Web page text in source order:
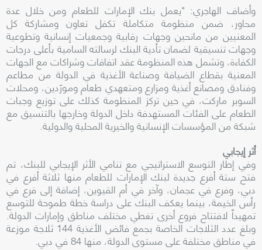
وأضاف الهاجري: "يعمل بنك الإمارات للطعام ومن خلال عدة
محاور، ضمن منظومة متكاملة تكفل تعاون ومشاركة كل
المعنيين من مانحين وجهات رقابية وجمعيات إنسانية وتطوعية
وجهات تنسيقية لضمان تأدية البنك لرسالته السامية بأعلى درجات
الكفاءة، وتشمل هذه المنظومة عقد اتفاقات وشراكات مع الجهات
المعنية بقطاع الضيافة وصناعة الأغذية في الدولة من مطاعم
وفنادق ومصانع أغذية ومزارع ومتعهدي طعام ومورّدين، ومحلات
السوبر ماركت، في حين تركز المنظومة كذلك على توزيع وجبات
الطعام على الفئات المستهدفة داخل الدولة وخارجها بالتنسيق مع
شبكة من المؤسسات الإنسانية والخيرية المحلية والدولية.
أثر إيجابي
وفي إطار التوسع الاستراتيجي مع تنامي الأثر الإيجابي للبنك، تم
فتح ستة أفرع جديدة لبنك الإمارات للطعام منها ثلاثة أفرع في
دبي، وفرع في عجمان، وآخر في أم القيوين، إضافة إلى فرع في
رأس الخيمة، بينما يعكف البنك على دراسة خطة طموحة للتوسع
تمهيداً لافتتاح فروع أخرى تغطي مختلف مناطق وإمارات الدولة.
وبلغ عدد الثلاجات الخاصة بجمع فائض الأغذية 144 ثلاجة موزعة
في مناطق مختلفة على مستوى الدولة، منها 84 في دبي.